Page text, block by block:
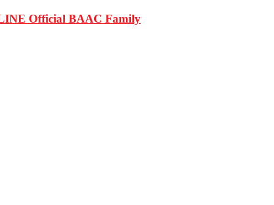
Official BAAC Family